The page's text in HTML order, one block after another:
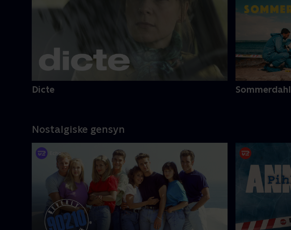
Dicte Sommerdahl
Nostalgiske gensyn